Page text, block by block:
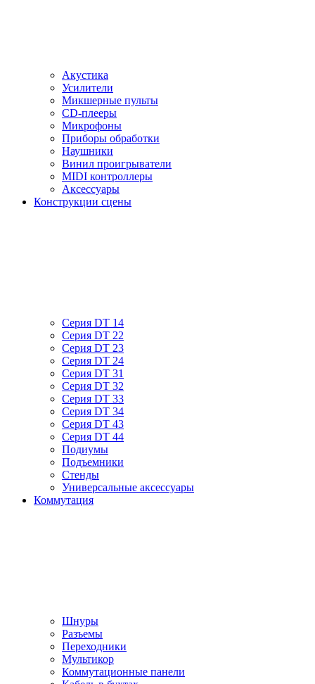
Акустика
Усилители
Микшерные пульты
CD-плееры
Микрофоны
Приборы обработки
Наушники
Винил проигрыватели
MIDI контроллеры
Аксессуары
Конструкции сцены
Серия DT 14
Серия DT 22
Серия DT 23
Серия DT 24
Серия DT 31
Серия DT 32
Серия DT 33
Серия DT 34
Серия DT 43
Серия DT 44
Подиумы
Подъемники
Стенды
Универсальные аксессуары
Коммутация
Шнуры
Разъемы
Переходники
Мультикор
Коммутационные панели